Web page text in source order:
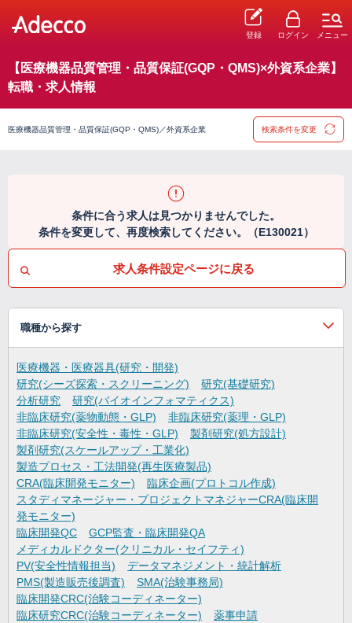
登録 ログイン メニュー
【医療機器品質管理・品質保証(GQP・QMS)×外資系企業】
転職・求人情報
医療機器品質管理・品質保証(GQP・QMS)／外資系企業 検索条件を変更
条件に合う求人は見つかりませんでした。
条件を変更して、再度検索してください。（E130021）
求人条件設定ページに戻る
職種から探す
医療機器・医療器具(研究・開発)
研究(シーズ探索・スクリーニング)
研究(基礎研究)
分析研究
研究(バイオインフォマティクス)
非臨床研究(薬物動態・GLP)
非臨床研究(薬理・GLP)
非臨床研究(安全性・毒性・GLP)
製剤研究(処方設計)
製剤研究(スケールアップ・工業化)
製造プロセス・工法開発(再生医療製品)
CRA(臨床開発モニター)
臨床企画(プロトコル作成)
スタディマネージャー・プロジェクトマネジャーCRA(臨床開
発モニター)
臨床開発QC
GCP監査・臨床開発QA
メディカルドクター(クリニカル・セイフティ)
PV(安全性情報担当)
データマネジメント・統計解析
PMS(製造販売後調査)
SMA(治験事務局)
臨床開発CRC(治験コーディネーター)
臨床研究CRC(治験コーディネーター)
薬事申請